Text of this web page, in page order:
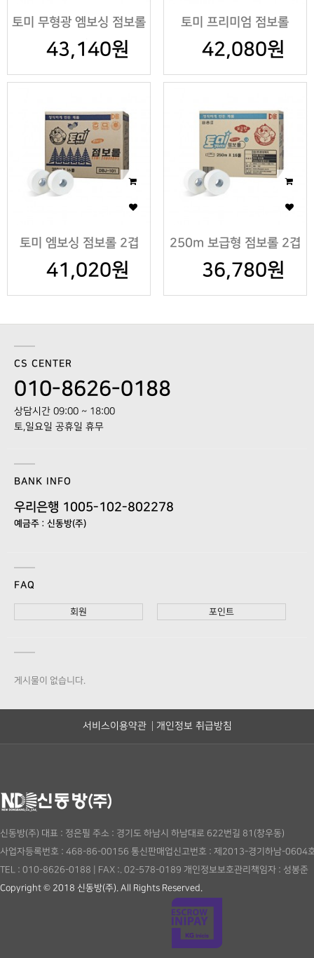
토미 무형광 엠보싱 점보롤
2겹
43,140원
토미 프리미엄 점보롤
300m
42,080원
토미 엠보싱 점보롤 2겹
41,020원
250m 보급형 점보롤 2겹
36,780원
CS CENTER
010-8626-0188
상담시간 09:00 ~ 18:00
토,일요일 공휴일 휴무
BANK INFO
우리은행 1005-102-802278
예금주 : 신동방(주)
FAQ
회원 포인트
게시물이 없습니다.
서비스이용약관 개인정보 취급방침
신동방(주) 대표 : 정은필 주소 : 경기도 하남시 하남대로 622번길 81(창우동)
사업자등록번호 : 468-86-00156 통신판매업신고번호 : 제2013-경기하남-0604
TEL : 010-8626-0188
FAX :. 02-578-0189 개인정보보호관리책임자 : 성봉준
Copyright © 2018 신동방(주). All Rights Reserved.